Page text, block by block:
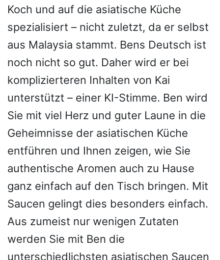
Koch und auf die asiatische Küche
spezialisiert – nicht zuletzt, da er selbst
aus Malaysia stammt. Bens Deutsch ist
noch nicht so gut. Daher wird er bei
komplizierteren Inhalten von Kai
unterstützt – einer KI-Stimme. Ben wird
Sie mit viel Herz und guter Laune in die
Geheimnisse der asiatischen Küche
entführen und Ihnen zeigen, wie Sie
authentische Aromen auch zu Hause
ganz einfach auf den Tisch bringen. Mit
Saucen gelingt dies besonders einfach.
Aus zumeist nur wenigen Zutaten
werden Sie mit Ben die
unterschiedlichsten asiatischen Saucen